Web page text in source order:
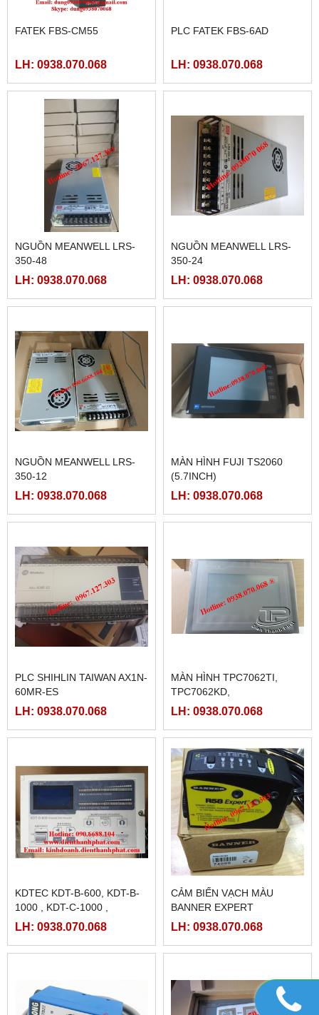
FATEK FBS-CM55
LH: 0938.070.068
PLC FATEK FBS-6AD
LH: 0938.070.068
NGUỒN MEANWELL LRS-
350-48
LH: 0938.070.068
NGUỒN MEANWELL LRS-
350-24
LH: 0938.070.068
NGUỒN MEANWELL LRS-
350-12
LH: 0938.070.068
MÀN HÌNH FUJI TS2060
(5.7INCH)
LH: 0938.070.068
PLC SHIHLIN TAIWAN AX1N-
60MR-ES
LH: 0938.070.068
MÀN HÌNH TPC7062TI,
TPC7062KD,
TPC7062TX(KX) ,
LH: 0938.070.068
KDTEC KDT-B-600, KDT-B-
1000 , KDT-C-1000 ,
TENSION CONTROLLER ,
LH: 0938.070.068
CẢM BIẾN VẠCH MÀU
BANNER EXPERT
R58ECRGB1
LH: 0938.070.068